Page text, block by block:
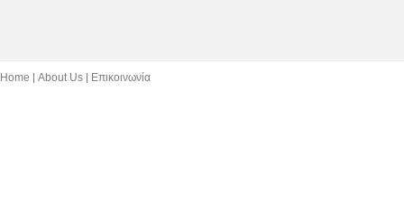
Home About Us Επικοινωνία